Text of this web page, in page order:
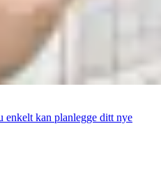
enkelt kan planlegge ditt nye